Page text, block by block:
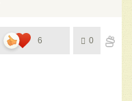
6 0